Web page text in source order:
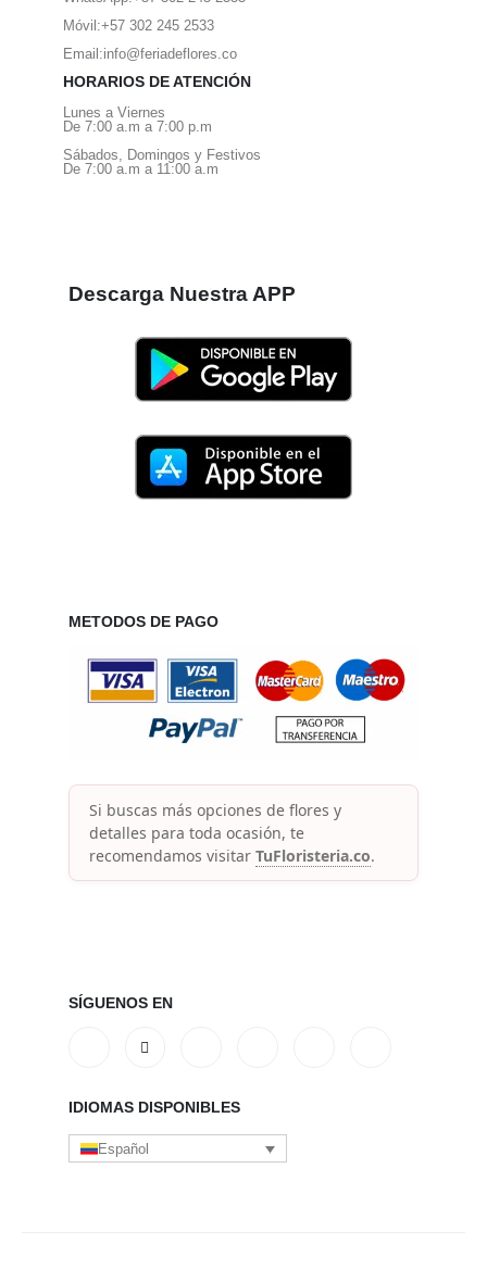
Móvil:+57 302 245 2533
Email:info@feriadeflores.co
HORARIOS DE ATENCIÓN
Lunes a Viernes
De 7:00 a.m a 7:00 p.m
Sábados, Domingos y Festivos
De 7:00 a.m a 11:00 a.m
Descarga Nuestra APP
METODOS DE PAGO
Si buscas más opciones de flores y
detalles para toda ocasión, te
recomendamos visitar TuFloristeria.co.
SÍGUENOS EN
IDIOMAS DISPONIBLES
Español